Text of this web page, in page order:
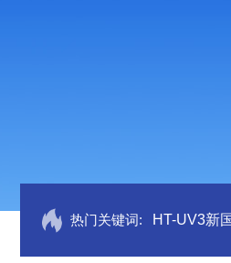
热门关键词: HT-UV3新